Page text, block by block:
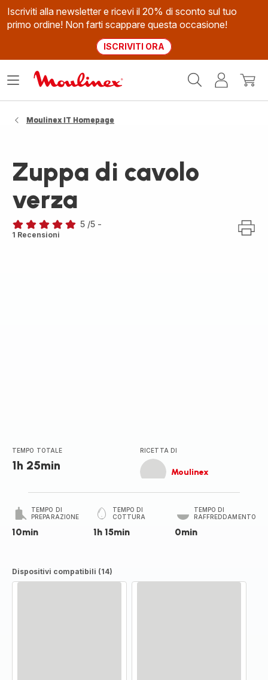
Iscriviti alla newsletter e ricevi il 20% di sconto sul tuo
primo ordine! Non farti scappare questa occasione!
ISCRIVITI ORA
Il
Apri
Moulinex IT Homepage
Zuppa di cavolo
verza
Recensione
5 /5 -
1 Recensioni
TEMPO TOTALE
1h 25min
RICETTA DI
Moulinex
TEMPO DI
PREPARAZIONE
10min
TEMPO DI
COTTURA
1h 15min
TEMPO DI
RAFFREDDAMENTO
0min
Dispositivi compatibili (14)